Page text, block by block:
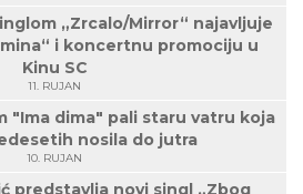
„Zrcalo/Mirror“ najavljuje
i koncertnu promociju u
Kinu SC
11. RUJAN
"Ima dima" pali staru vatru koja
nosila do jutra
10. RUJAN
predstavlja novi singl „Zbog